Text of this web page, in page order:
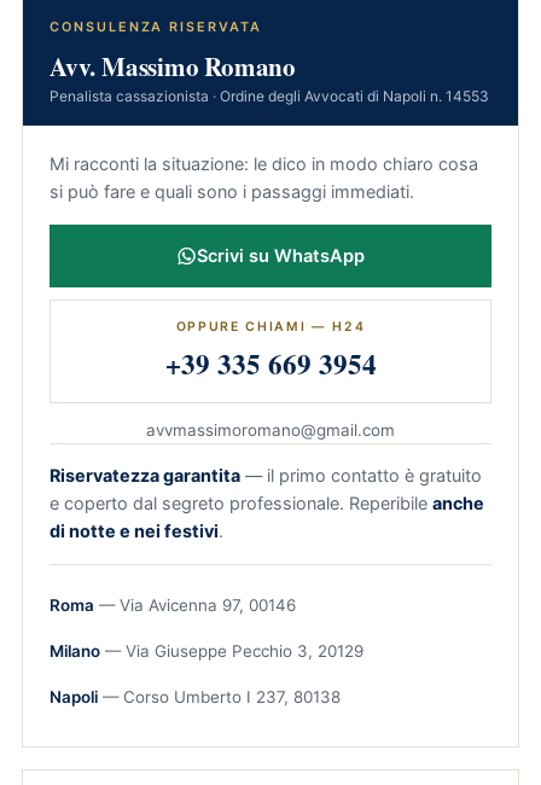
CONSULENZA RISERVATA
Avv. Massimo Romano
Penalista cassazionista · Ordine degli Avvocati di Napoli n. 14553
Mi racconti la situazione: le dico in modo chiaro cosa
si può fare e quali sono i passaggi immediati.
Scrivi su WhatsApp
OPPURE CHIAMI — H24
+39 335 669 3954
avvmassimoromano@gmail.com
Riservatezza garantita — il primo contatto è gratuito
e coperto dal segreto professionale. Reperibile anche
di notte e nei festivi.
Roma — Via Avicenna 97, 00146
Milano — Via Giuseppe Pecchio 3, 20129
Napoli — Corso Umberto I 237, 80138